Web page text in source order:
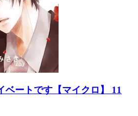
ベートです【マイクロ】 11